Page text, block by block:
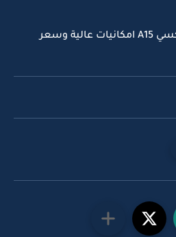
هاتف سامسونج جالكسي A15 امكانيات عالية وسعر